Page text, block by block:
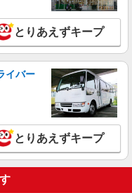
収例：218,000円（時給
各種手当）
細：丹波市 通勤方法：車/
：石生駅から車3分・徒歩
駐車場利用OK
詳細を見る
とりあえずキープ
イバー
とりあえずキープ